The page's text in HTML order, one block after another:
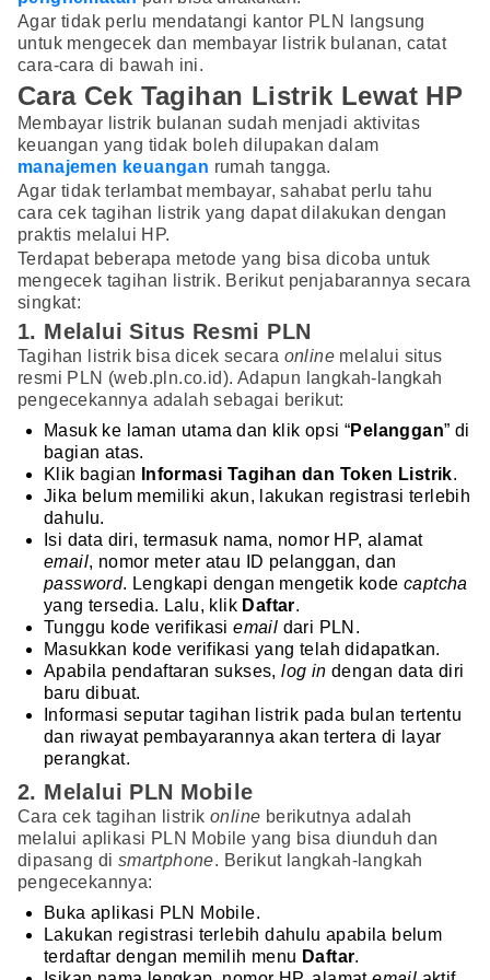
Agar tidak perlu mendatangi kantor PLN langsung
untuk mengecek dan membayar listrik bulanan, catat
cara-cara di bawah ini.
Cara Cek Tagihan Listrik Lewat HP
Membayar listrik bulanan sudah menjadi aktivitas
keuangan yang tidak boleh dilupakan dalam
manajemen keuangan rumah tangga.
Agar tidak terlambat membayar, sahabat perlu tahu
cara cek tagihan listrik yang dapat dilakukan dengan
praktis melalui HP.
Terdapat beberapa metode yang bisa dicoba untuk
mengecek tagihan listrik. Berikut penjabarannya secara
singkat:
1. Melalui Situs Resmi PLN
Tagihan listrik bisa dicek secara online melalui situs
resmi PLN (web.pln.co.id). Adapun langkah-langkah
pengecekannya adalah sebagai berikut:
Masuk ke laman utama dan klik opsi “Pelanggan” di
bagian atas.
Klik bagian
Informasi Tagihan dan Token Listrik.
Jika belum memiliki akun, lakukan registrasi terlebih
dahulu.
Isi data diri, termasuk nama, nomor HP, alamat
email, nomor meter atau ID pelanggan, dan
password. Lengkapi dengan mengetik kodecaptcha
yang tersedia. Lalu, klik Daftar.
Tunggu kode verifikasiemail dari PLN.
Masukkan kode verifikasi yang telah didapatkan.
Apabila pendaftaran sukses,log in dengan data diri
baru dibuat.
Informasi seputar tagihan listrik pada bulan tertentu
dan riwayat pembayarannya akan tertera di layar
perangkat.
2. Melalui PLN Mobile
Cara cek tagihan listrik online berikutnya adalah
melalui aplikasi PLN Mobile yang bisa diunduh dan
dipasang di smartphone. Berikut langkah-langkah
pengecekannya:
Buka aplikasi PLN Mobile.
Lakukan registrasi terlebih dahulu apabila belum
terdaftar dengan memilih menu Daftar.